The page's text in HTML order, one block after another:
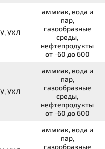
У, УХЛ
аммиак, вода и
пар,
газообразные
среды,
нефтепродукты
от -60 до 600
У, УХЛ
аммиак, вода и
пар,
газообразные
среды,
нефтепродукты
от -60 до 600
аммиак, вода и
пар,
газообразные